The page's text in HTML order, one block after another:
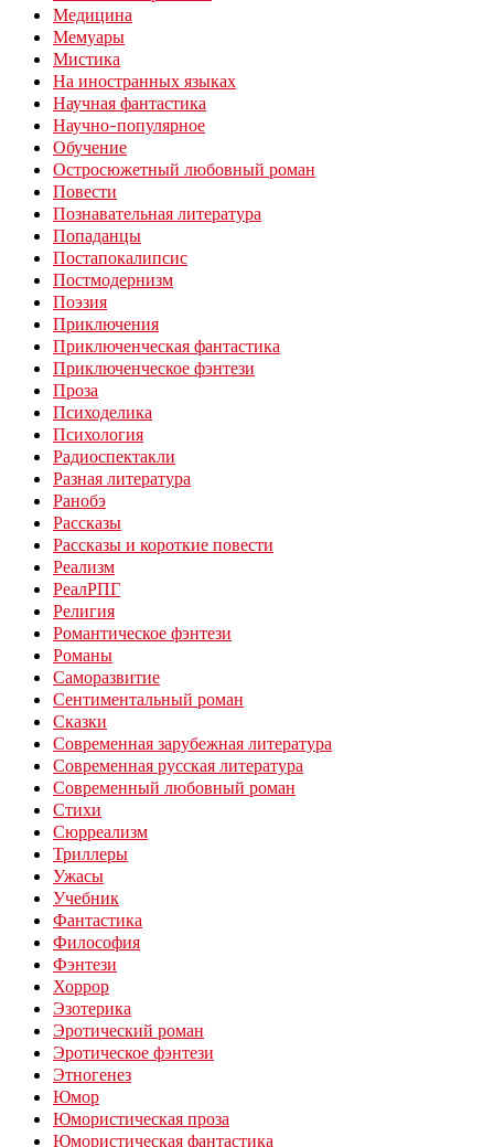
Медицина
Мемуары
Мистика
На иностранных языках
Научная фантастика
Научно-популярное
Обучение
Остросюжетный любовный роман
Повести
Познавательная литература
Попаданцы
Постапокалипсис
Постмодернизм
Поэзия
Приключения
Приключенческая фантастика
Приключенческое фэнтези
Проза
Психоделика
Психология
Радиоспектакли
Разная литература
Ранобэ
Рассказы
Рассказы и короткие повести
Реализм
РеалРПГ
Религия
Романтическое фэнтези
Романы
Саморазвитие
Сентиментальный роман
Сказки
Современная зарубежная литература
Современная русская литература
Современный любовный роман
Стихи
Сюрреализм
Триллеры
Ужасы
Учебник
Фантастика
Философия
Фэнтези
Хоррор
Эзотерика
Эротический роман
Эротическое фэнтези
Этногенез
Юмор
Юмористическая проза
Юмористическая фантастика